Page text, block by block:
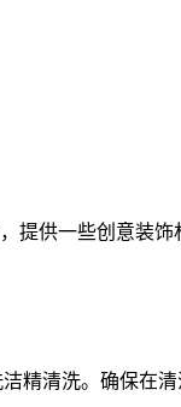
提供一些创意装
精清洗。确保在